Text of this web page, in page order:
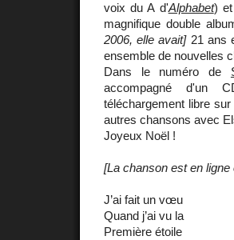
voix du A d'Alphabet)
magnifique double
2006, elle avait]21 ans
ensemble de nouvelles
Dans le numéro de
accompagné d'un
téléchargement libre
autres chansons avec
Joyeux Noël !
[La chanson est en
J’ai fait un vœu
Quand j’ai vu la
Première étoile